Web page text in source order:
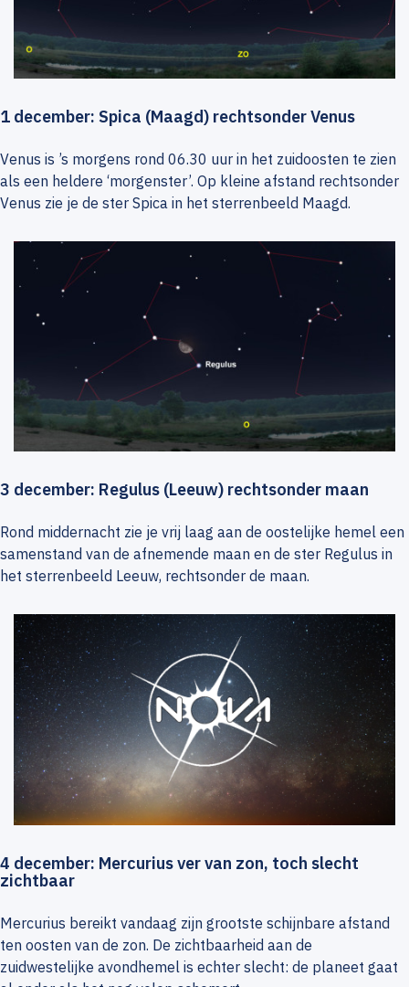
1 december: Spica (Maagd) rechtsonder Venus
Venus is ’s morgens rond 06.30 uur in het zuidoosten te zien
als een heldere ‘morgenster’. Op kleine afstand rechtsonder
Venus zie je de ster Spica in het sterrenbeeld Maagd.
3 december: Regulus (Leeuw) rechtsonder maan
Rond middernacht zie je vrij laag aan de oostelijke hemel een
samenstand van de afnemende maan en de ster Regulus in
het sterrenbeeld Leeuw, rechtsonder de maan.
4 december: Mercurius ver van zon, toch slecht
zichtbaar
Mercurius bereikt vandaag zijn grootste schijnbare afstand
ten oosten van de zon. De zichtbaarheid aan de
zuidwestelijke avondhemel is echter slecht: de planeet gaat